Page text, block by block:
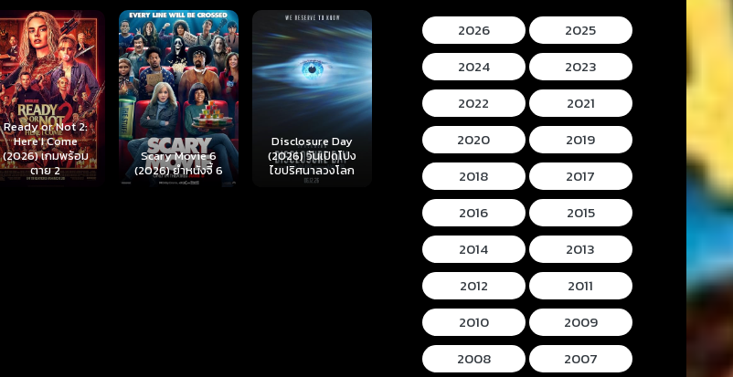
Scary Movie 6
(2026) ยำหนังจี้ 6
Disclosure Day
(2026) วันเปิดโปง
ไขปริศนาลวงโลก
Backrooms (2026)
นรกห้องลับ
Hokum (2026) ห้อง
กุมวิญญาณ
Mortal Kombat II
(2026) มอร์ทัล คอม
แบท 2
Mummy
โครนิน เดอ
2026
2025
2024
2023
2022
2021
2020
2019
2018
2017
2016
2015
2014
2013
2012
2011
2010
2009
2008
2007